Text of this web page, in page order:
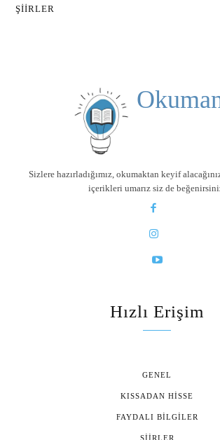
ŞIIRLER
Sizlere hazırladığımız, okumaktan keyif
içerikleri umarız siz de
Hızlı Erişim
GENEL
KISSADAN HISSE
FAYDALI BILGILER
ŞIIRLER